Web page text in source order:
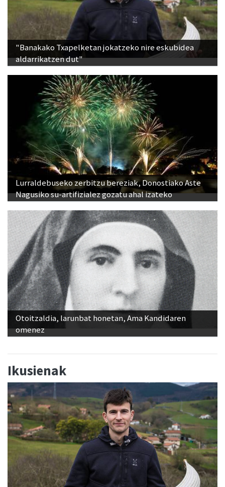
"Banakako Txapelketan jokatzeko nire eskubidea
aldarrikatzen dut"
Lurraldebuseko zerbitzu bereziak, Donostiako Aste
Nagusiko su-artifizialez gozatu ahal izateko
Otoitzaldia, larunbat honetan, Ama Kandidaren
omenez
Ikusienak